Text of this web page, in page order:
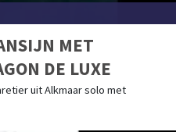
MET
DE LUXE
uit Alkmaar solo met